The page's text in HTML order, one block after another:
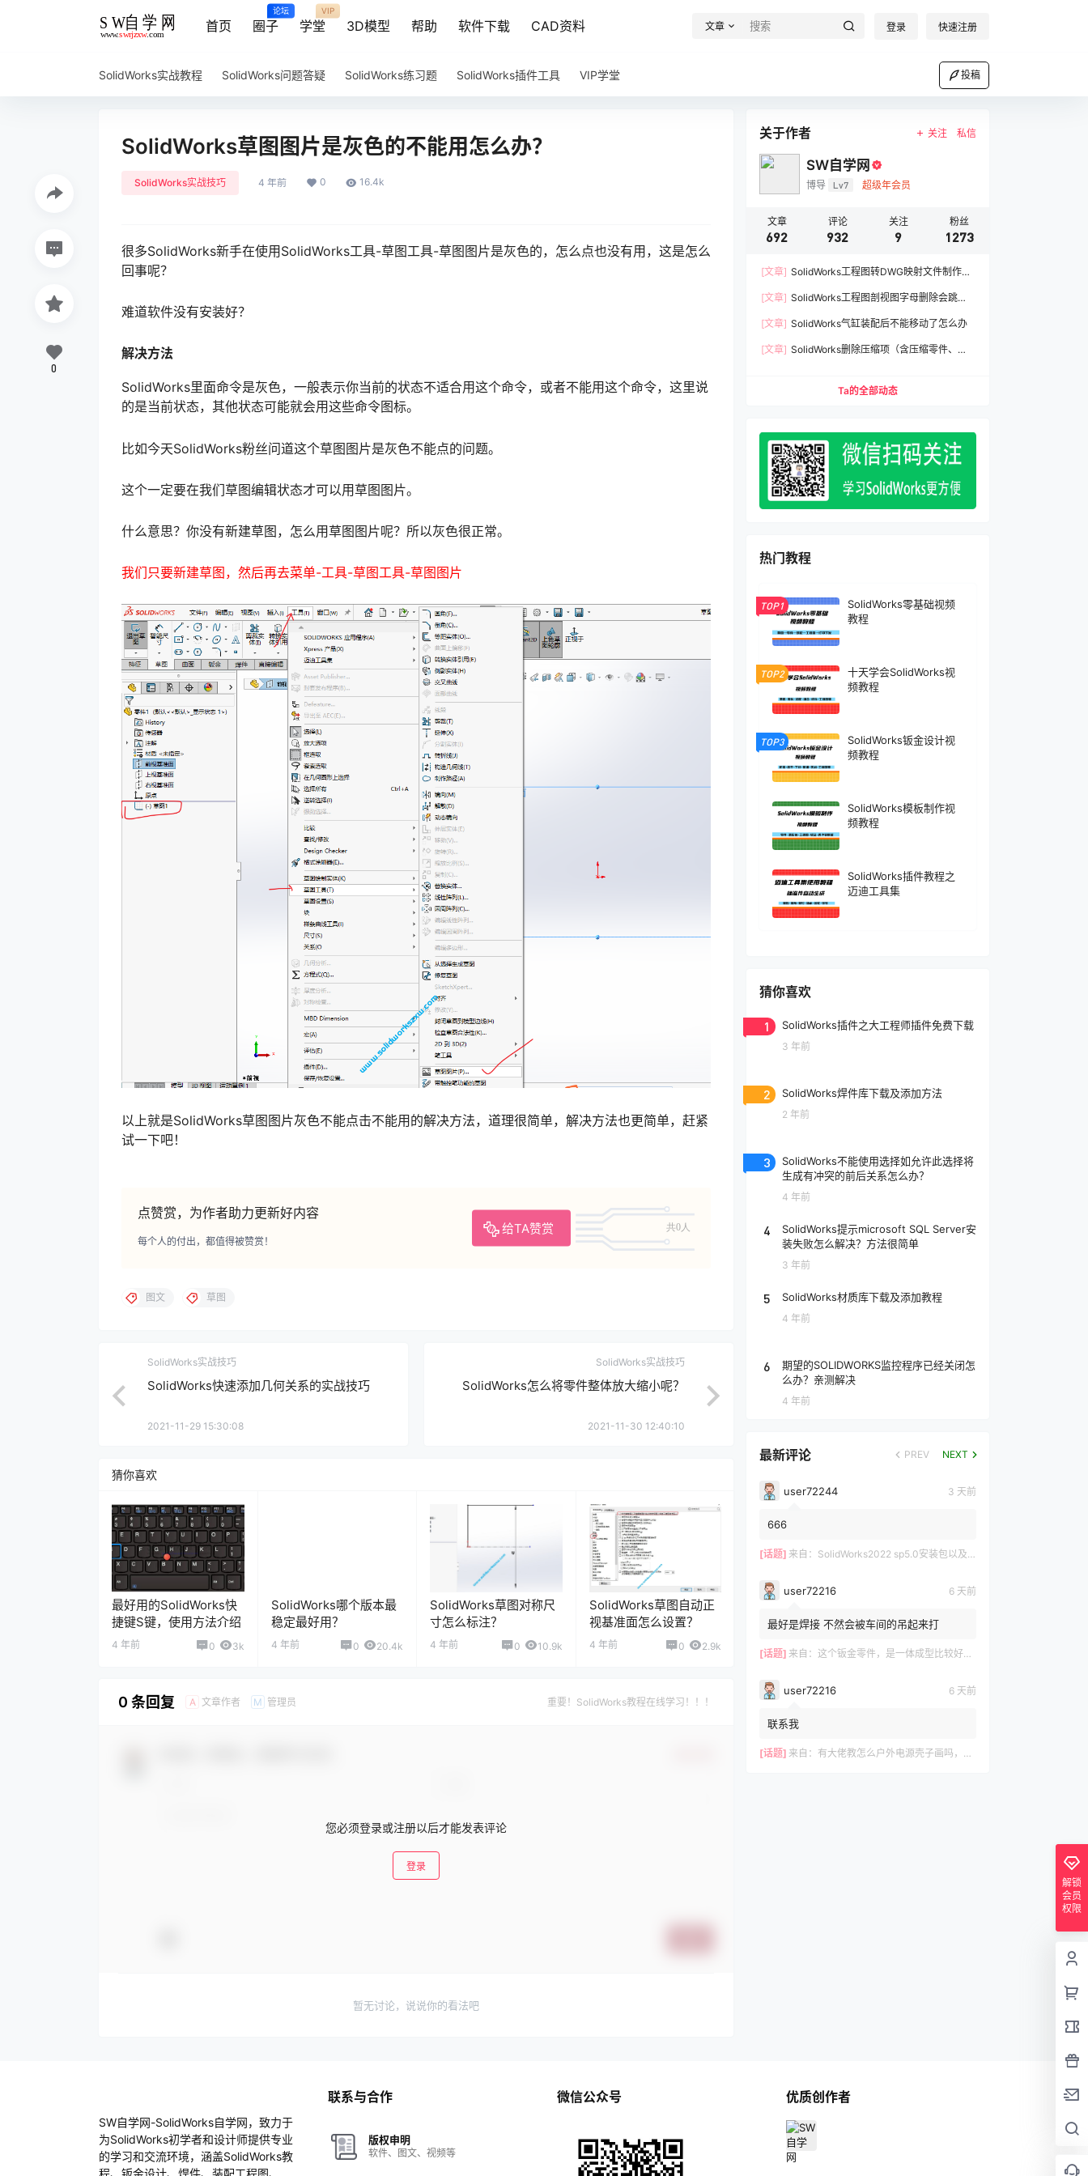
首页 圈子
论坛
学堂
VIP
3D模型 帮助 软件下载 CAD资料 文章 登录 快速注册
SolidWorks实战教程 SolidWorks问题答疑 SolidWorks练习题 SolidWorks插件工具 VIP学堂 投稿
SolidWorks草图图片是灰色的不能用怎么办？
SolidWorks实战技巧 4 年前 0 16.4k
很多SolidWorks新手在使用SolidWorks工具-草图工具-草图图片是灰色的，怎么点也没有用，这是怎么
回事呢？
难道软件没有安装好？
解决方法
SolidWorks里面命令是灰色，一般表示你当前的状态不适合用这个命令，或者不能用这个命令，这里说
的是当前状态，其他状态可能就会用这些命令图标。
比如今天SolidWorks粉丝问道这个草图图片是灰色不能点的问题。
这个一定要在我们草图编辑状态才可以用草图图片。
什么意思？你没有新建草图，怎么用草图图片呢？所以灰色很正常。
我们只要新建草图，然后再去菜单-工具-草图工具-草图图片
以上就是SolidWorks草图图片灰色不能点击不能用的解决方法，道理很简单，解决方法也更简单，赶紧
试一下吧！
点赞赏，为作者助力更新好内容
给TA赞赏 共0人
每个人的付出，都值得被赞赏！
0
图文 草图
SolidWorks实战技巧
SolidWorks快速添加几何关系的实战技巧
2021-11-29 15:30:08
SolidWorks实战技巧
SolidWorks怎么将零件整体放大缩小呢？
2021-11-30 12:40:10
猜你喜欢
最好用的SolidWorks快
捷键S键，使用方法介绍
4 年前 0 3k
SolidWorks哪个版本最
稳定最好用？
4 年前 0 20.4k
SolidWorks草图对称尺
寸怎么标注？
4 年前 0 10.9k
SolidWorks草图自动正
视基准面怎么设置？
4 年前 0 2.9k
0 条回复 A 文章作者 M 管理员 重要！SolidWorks教程在线学习！！！
您必须登录或注册以后才能发表评论
登录
暂无讨论，说说你的看法吧
关于作者 关注 私信
SW自学网
博导 Lv7 超级年会员
文章
692
评论
932
关注
9
粉丝
1273
[文章] SolidWorks工程图转DWG映射文件制作方
[文章] SolidWorks工程图剖视图字母删除会跳过A
[文章] SolidWorks气缸装配后不能移动了怎么办
[文章] SolidWorks删除压缩项（含压缩零件、压
Ta的全部动态
热门教程
TOP1
SolidWorks零基础视频
教程
TOP2
十天学会SolidWorks视
频教程
TOP3
SolidWorks钣金设计视
频教程
SolidWorks模板制作视
频教程
SolidWorks插件教程之
迈迪工具集
猜你喜欢
1 SolidWorks插件之大工程师插件免费下载
3 年前
2 SolidWorks焊件库下载及添加方法
2 年前
3
SolidWorks不能使用选择如允许此选择将
生成有冲突的前后关系怎么办？
4 年前
4
SolidWorks提示microsoft SQL Server安
装失败怎么解决？方法很简单
3 年前
5 SolidWorks材质库下载及添加教程
4 年前
6
期望的SOLIDWORKS监控程序已经关闭怎
么办？亲测解决
4 年前
最新评论 PREV NEXT
user72244 3 天前
666
[话题] 来自： SolidWorks2022 sp5.0安装包以及操作视频-仅支持Win10-Win11
user72216 6 天前
最好是焊接 不然会被车间的吊起来打
[话题] 来自： 这个钣金零件，是一体成型比较好？还是拆分成3件焊接好？
user72216 6 天前
联系我
[话题] 来自： 有大佬教怎么户外电源壳子画吗，有偿，我这里有模型
解锁
会员
权限
SW自学网-SolidWorks自学网，致力于
为SolidWorks初学者和设计师提供专业
的学习和交流环境，涵盖SolidWorks教
联系与合作
版权申明
软件、图文、视频等
微信公众号 优质创作者